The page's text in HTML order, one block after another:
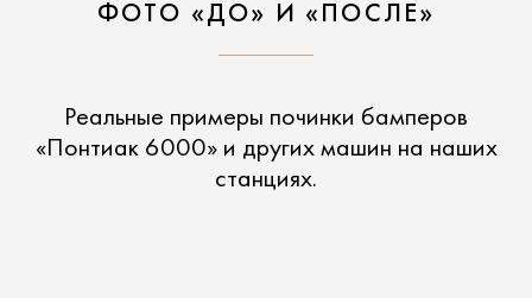
ФОТО «ДО» И «ПОСЛЕ»
Реальные примеры починки бамперов
«Понтиак 6000» и других машин на наших
станциях.